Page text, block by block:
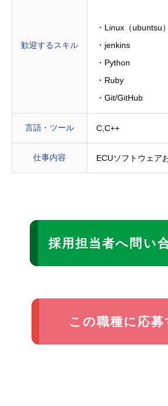
歓迎するスキル
・Linux（ubuntsu）
・jenkins
・Python
・Ruby
・Git/GitHub
言語・ツール C,C++
仕事内容 ECUソフトウェア
採用担当者へ問い
この職種に応募